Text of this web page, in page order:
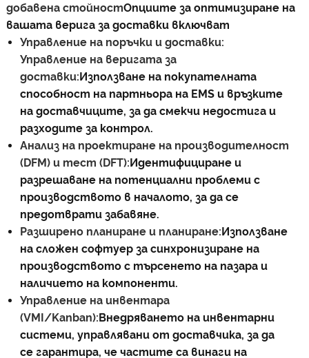
добавена стойностОпциите за оптимизиране на
вашата верига за доставки включват
Управление на поръчки и доставки:
Управление на веригата за
доставки:Използване на покупателната
способност на партньора на EMS и връзките
на доставчиците, за да смекчи недостига и
разходите за контрол.
Анализ на проектиране на производителност
(DFM) и тест (DFT):Идентифициране и
разрешаване на потенциални проблеми с
производството в началото, за да се
предотврати забавяне.
Разширено планиране и планиране:Използване
на сложен софтуер за синхронизиране на
производството с търсенето на пазара и
наличието на компоненти.
Управление на инвентара
(VMI/Kanban):Внедряването на инвентарни
системи, управлявани от доставчика, за да
се гарантира, че частите са винаги на